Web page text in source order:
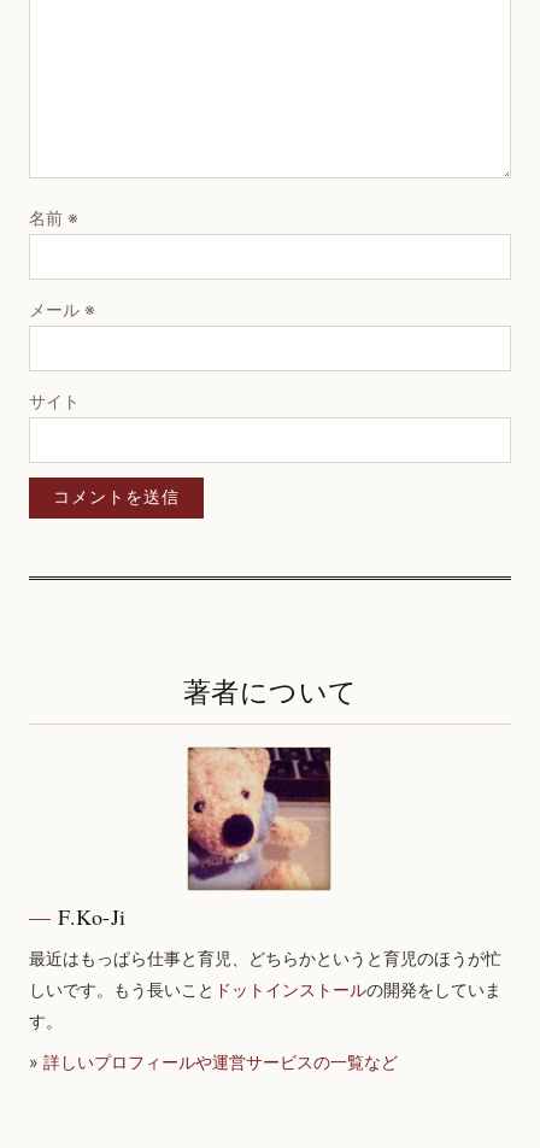
名前 ※
メール ※
サイト
著者について
F.Ko-Ji
最近はもっぱら仕事と育児、どちらかというと育児のほうが忙
しいです。もう長いこと ドットインストールの開発をしていま
す。
» 詳しいプロフィールや運営サービスの一覧など